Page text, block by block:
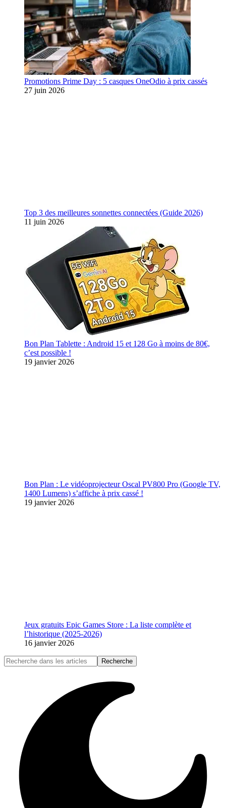
Promotions Prime Day : 5 casques OneOdio à prix cassés
27 juin 2026
Top 3 des meilleures sonnettes connectées (Guide 2026)
11 juin 2026
Bon Plan Tablette : Android 15 et 128 Go à moins de 80€,
c’est possible !
19 janvier 2026
Bon Plan : Le vidéoprojecteur Oscal PV800 Pro (Google TV,
1400 Lumens) s’affiche à prix cassé !
19 janvier 2026
Jeux gratuits Epic Games Store : La liste complète et
l’historique (2025-2026)
16 janvier 2026